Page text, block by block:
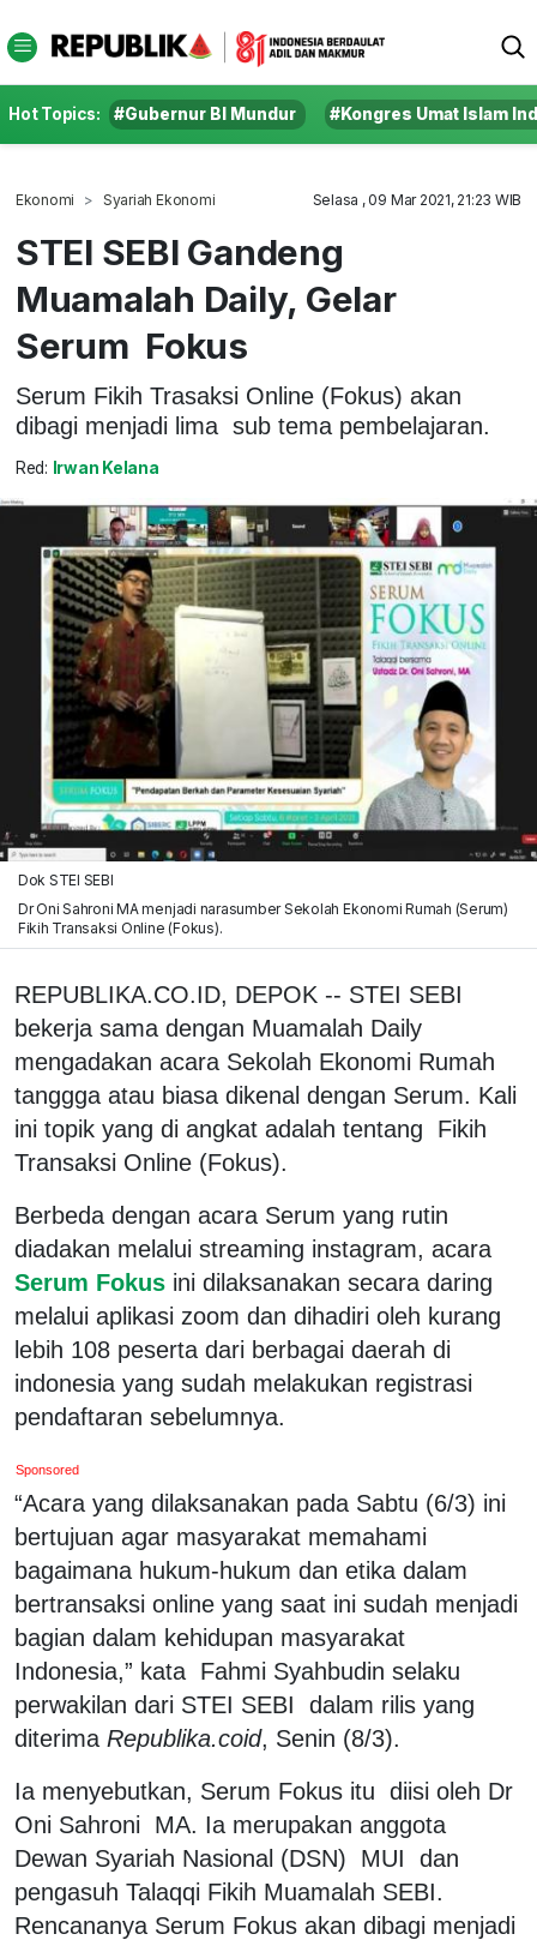
Hot Topics: #Gubernur BI Mundur #Kongres Umat Islam
Ekonomi Syariah Ekonomi Selasa , 09 Mar 2021, 21:23 WIB
STEI SEBI Gandeng
Muamalah Daily, Gelar
Serum Fokus
Serum Fikih Trasaksi Online (Fokus) akan
dibagi menjadi lima sub tema pembelajaran.
Red: Irwan Kelana
Dok STEI SEBI
Dr Oni Sahroni MA menjadi narasumber Sekolah Ekonomi Rumah (Serum)
Fikih Transaksi Online (Fokus).
REPUBLIKA.CO.ID, DEPOK -- STEI SEBI
bekerja sama dengan Muamalah Daily
mengadakan acara Sekolah Ekonomi Rumah
tanggga atau biasa dikenal dengan Serum. Kali
ini topik yang di angkat adalah tentang Fikih
Transaksi Online (Fokus).
Berbeda dengan acara Serum yang rutin
diadakan melalui streaming instagram, acara
Serum Fokus ini dilaksanakan secara daring
melalui aplikasi zoom dan dihadiri oleh kurang
lebih 108 peserta dari berbagai daerah di
indonesia yang sudah melakukan registrasi
pendaftaran sebelumnya.
Sponsored
“Acara yang dilaksanakan pada Sabtu (6/3) ini
bertujuan agar masyarakat memahami
bagaimana hukum-hukum dan etika dalam
bertransaksi online yang saat ini sudah menjadi
bagian dalam kehidupan masyarakat
Indonesia,” kata Fahmi Syahbudin selaku
perwakilan dari STEI SEBI dalam rilis yang
diterima Republika.coid, Senin (8/3).
Ia menyebutkan, Serum Fokus itu diisi oleh Dr
Oni Sahroni MA. Ia merupakan anggota
Dewan Syariah Nasional (DSN) MUI dan
pengasuh Talaqqi Fikih Muamalah SEBI.
Rencananya Serum Fokus akan dibagi menjadi